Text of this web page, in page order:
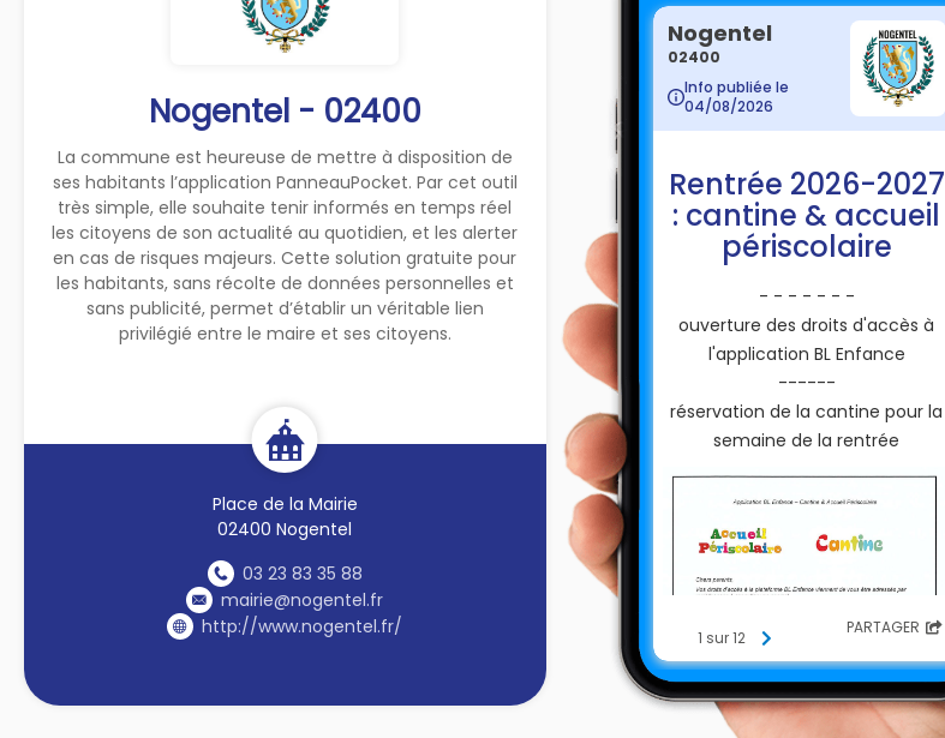
Nogentel - 02400
La commune est heureuse de mettre à disposition de
ses habitants l’application PanneauPocket. Par cet outil
très simple, elle souhaite tenir informés en temps réel
les citoyens de son actualité au quotidien, et les alerter
en cas de risques majeurs. Cette solution gratuite pour
les habitants, sans récolte de données personnelles et
sans publicité, permet d’établir un véritable lien
privilégié entre le maire et ses citoyens.
Place de la Mairie
02400 Nogentel
03 23 83 35 88
mairie@nogentel.fr
http://www.nogentel.fr/
Nogentel
02400
Info publiée le
04/08/2026
Rentrée 2026-2027
: cantine & accueil
périscolaire
- - - - - - -
ouverture des droits d'accès à
l'application BL Enfance
------
réservation de la cantine pour la
semaine de la rentrée
1 sur 12 PARTAGER